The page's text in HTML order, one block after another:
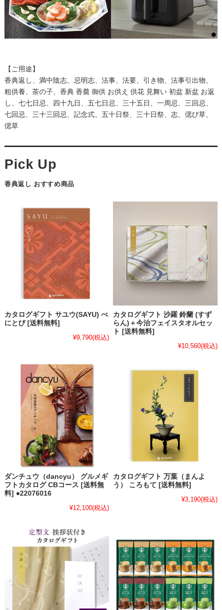
【ご用途】
香典返し、満中陰志、忌明志、法事、法要、引き物、法事引出物、
粗供養、茶の子、香典 香奠 御供 お供え 供花 見舞い 初盆 新盆 お返
し、七七日忌、四十九日、五七日忌、三十五日、一周忌、三回忌、
七回忌、三十三回忌、記念式、五十日祭、三十日祭、志、偲び草、
偲草
香典返し おすすめ商品
カタログギフト サユウ(SAYU) べ
にとび [送料無料]
¥9,790(税込)
カタログギフト 沙羅 鈴蘭 (すず
らん)＋今治フェイスタオルセッ
ト [送料無料]
¥10,560(税込)
ダンチュウ（dancyu） グルメギ
フトカタログ CBコース [送料無
料] ●22076016
¥12,100(税込)
カタログギフト 万葉（まんよ
う） ころもて [送料無料]
¥3,190(税込)